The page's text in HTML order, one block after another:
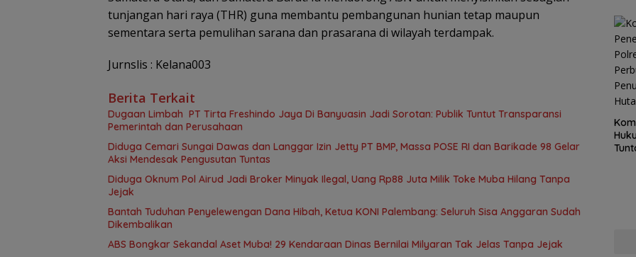
tunjangan hari raya (THR) guna membantu pembangunan hunian tetap maupun
sementara serta pemulihan sarana dan prasarana di wilayah terdampak.
Jurnslis : Kelana003
Berita Terkait
Dugaan Limbah PT Tirta Freshindo Jaya Di Banyuasin Jadi Sorotan: Publik Tuntut Transparansi
Pemerintah dan Perusahaan
Diduga Cemari Sungai Dawas dan Langgar Izin Jetty PT BMP, Massa POSE RI dan Barikade 98 Gelar
Aksi Mendesak Pengusutan Tuntas
Diduga Oknum Pol Airud Jadi Broker Minyak Ilegal, Uang Rp88 Juta Milik Toke Muba Hilang Tanpa
Jejak
Bantah Tuduhan Penyelewengan Dana Hibah, Ketua KONI Palembang: Seluruh Sisa Anggaran Sudah
Dikembalikan
ABS Bongkar Sekandal Aset Muba! 29 Kendaraan Dinas Bernilai Milyaran Tak Jelas Tanpa Jejak